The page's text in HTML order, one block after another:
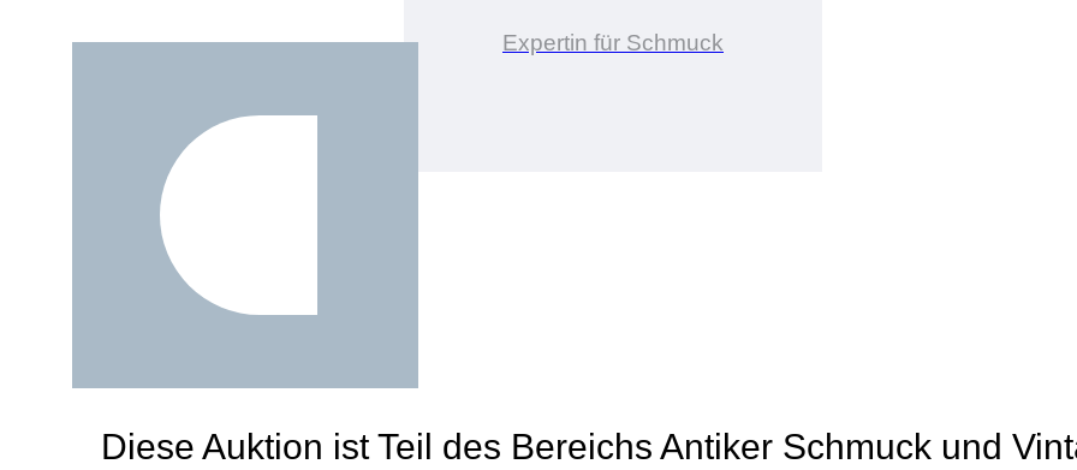
Expertin für Schmuck
Diese Auktion ist Teil des Bereichs Antiker Schmuck und